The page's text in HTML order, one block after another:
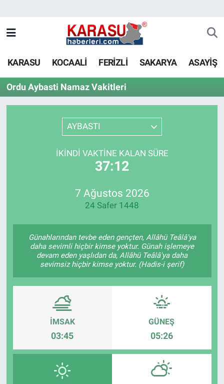
KARASU KOCAALİ FERİZLİ SAKARYA ASAYİŞ
Ordu Aybasti Namaz Vakitleri
AYBASTI
İKINDI VAKTINE KALAN SÜRE
37:12
7 Ağustos 2026
24 Safer 1448
Günahlarından tevbe eden gençten, Allâhü Teâlâ'ya
daha sevimli hiçbir kimse yoktur. Günah işlemeye
devam eden yaşlıdan da, Allâhü Teâlâ'ya daha
sevimsiz hiçbir kimse yoktur. (Hadis-i şerif)
İMSAK
03:45
GÜNEŞ
05:26